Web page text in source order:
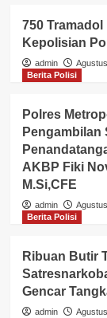
750
Kepolisian
admin
Berita Polisi
Polres
Pengambilan
AKBP Fiki
M.Si,CFE
admin
Berita Polisi
Ribuan Butir
Gencar
admin